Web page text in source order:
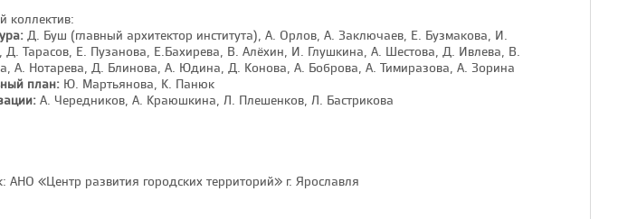
коллектив:
Д. Буш (главный архитектор института), А. Орлов, А. Заключаев, Е. Бузмакова, И.
Д. Тарасов, Е. Пузанова, Е.Бахирева, В. Алёхин, И. Глушкина, А. Шестова, Д. Ивлева, В.
А. Нотарева, Д. Блинова, А. Юдина, Д. Конова, А. Боброва, А. Тимиразова, А. Зорина
план: Ю. Мартьянова, К. Панюк
А. Чередников, А. Краюшкина, Л. Плешенков, Л. Бастрикова
АНО «Центр развития городских территорий» г. Ярославля